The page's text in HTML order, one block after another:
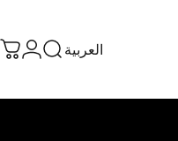
العربية يبحث